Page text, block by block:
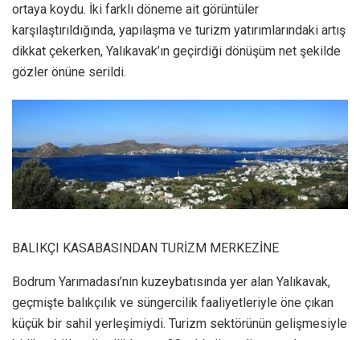
ortaya koydu. İki farklı döneme ait görüntüler
karşılaştırıldığında, yapılaşma ve turizm yatırımlarındaki artış
dikkat çekerken, Yalıkavak’ın geçirdiği dönüşüm net şekilde
gözler önüne serildi.
BALIKÇI KASABASINDAN TURİZM MERKEZİNE
Bodrum Yarımadası’nın kuzeybatısında yer alan Yalıkavak,
geçmişte balıkçılık ve süngercilik faaliyetleriyle öne çıkan
küçük bir sahil yerleşimiydi. Turizm sektörünün gelişmesiyle